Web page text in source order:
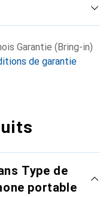
Garantie (Bring-in)
de garantie
Type de
portable